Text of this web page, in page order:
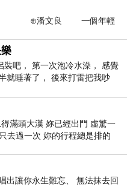
個年輕
裝吧， 第一次泡冷水澡， 感覺
就睡著了， 後來打雷把我吵
滿頭大漢 妳已經出門 虛驚一
去過一次 妳的行程總是排的
出讓你永生難忘、 無法抹去回